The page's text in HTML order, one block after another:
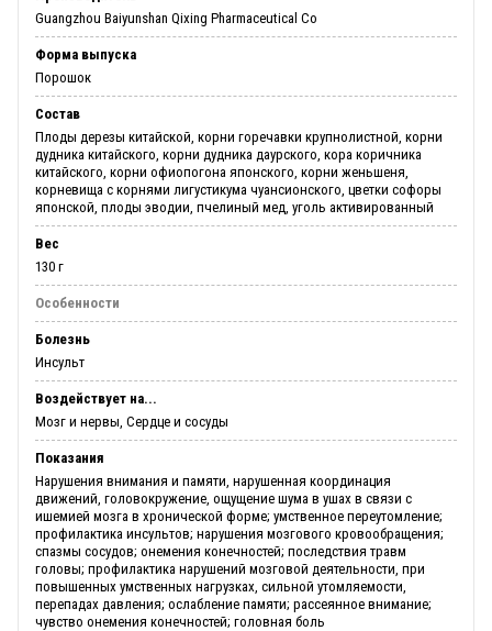
Guangzhou Baiyunshan Qixing Pharmaceutical Co
Форма выпуска
Порошок
Состав
Плоды дерезы китайской, корни горечавки крупнолистной, корни
дудника китайского, корни дудника даурского, кора коричника
китайского, корни офиопогона японского, корни женьшеня,
корневища с корнями лигустикума чуансионского, цветки софоры
японской, плоды эводии, пчелиный мед, уголь активированный
Вес
130 г
Особенности
Болезнь
Инсульт
Воздействует на...
Мозг и нервы, Сердце и сосуды
Показания
Нарушения внимания и памяти, нарушенная координация
движений, головокружение, ощущение шума в ушах в связи с
ишемией мозга в хронической форме; умственное переутомление;
профилактика инсультов; нарушения мозгового кровообращения;
спазмы сосудов; онемения конечностей; последствия травм
головы; профилактика нарушений мозговой деятельности, при
повышенных умственных нагрузках, сильной утомляемости,
перепадах давления; ослабление памяти; рассеянное внимание;
чувство онемения конечностей; головная боль